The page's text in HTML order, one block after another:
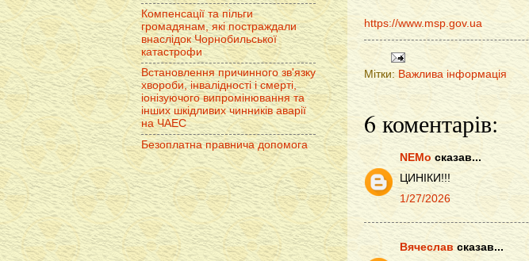
https://www.msp.gov.ua
Мітки: Важлива інформація
6 коментарів:
NEMo сказав...
ЦИНІКИ!!!
1/27/2026
Вячеслав сказав...
Компенсації та пільги
громадянам, які постраждали
внаслідок Чорнобильської
катастрофи
Встановлення причинного зв'язку
хвороби, інвалідності і смерті,
іонізуючого випромінювання та
інших шкідливих чинників аварії
на ЧАЕС
Безоплатна правнича допомога